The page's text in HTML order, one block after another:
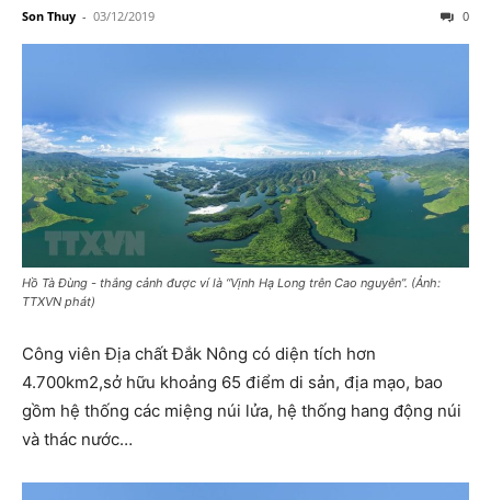
Son Thuy - 03/12/2019 0
Hồ Tà Đùng - thắng cảnh được ví là “Vịnh Hạ Long trên Cao nguyên”. (Ảnh:
TTXVN phát)
Công viên Địa chất Đắk Nông có diện tích hơn
4.700km2,sở hữu khoảng 65 điểm di sản, địa mạo, bao
gồm hệ thống các miệng núi lửa, hệ thống hang động núi
và thác nước…